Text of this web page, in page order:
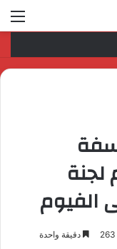
الفيوم
263 دقيقة واحدة